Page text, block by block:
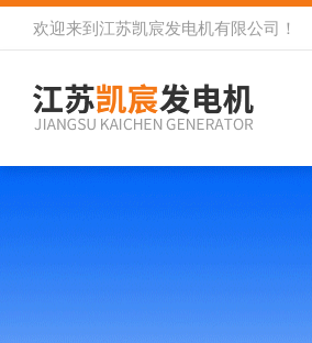
欢迎来到 江苏凯宸发电机有限公司 ！